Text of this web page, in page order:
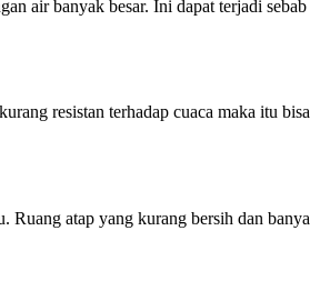
air banyak besar. Ini dapat terjadi
resistan terhadap cuaca maka itu
atap yang kurang bersih dan